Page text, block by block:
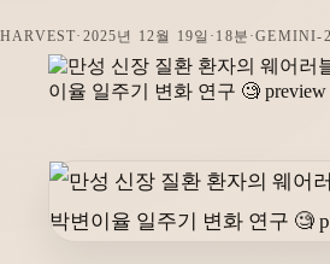
HARVEST· 2025년 12월 19일 · 18분 ·GEMINI-